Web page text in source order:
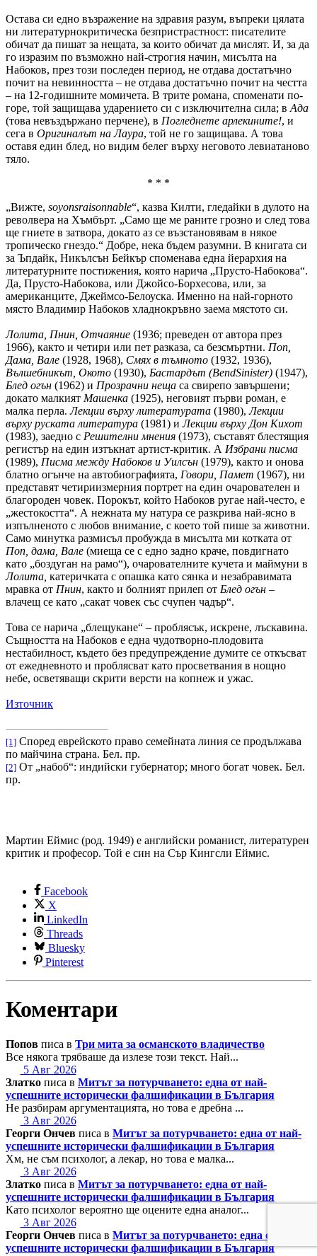
Остава си едно възражение на здравия разум, въпреки цялата
ни литературнокритическа безпристрастност: писателите
обичат да пишат за нещата, за които обичат да мислят. И, за да
го изразим по възможно най-строгия начин, мисълта на
Набоков, през този последен период, не отдава достатъчно
почит на невинността – не отдава достатъчно почит на честта
– на 12-годишните момичета. В трите романа, споменати по-
горе, той защищава ударението си с изключителна сила; в Ада
(това невъздържано перчене), в Погледнете арлекините!, и
сега в Оригиналът на Лаура, той не го защищава. А това
оставя един блед, но видим белег върху неговото левиатаново
тяло.
* * *
„Вижте, soyonsraisonnable“, казва Килти, гледайки в дулото на
револвера на Хъмбърт. „Само ще ме раните грозно и след това
ще гниете в затвора, докато аз се възстановявам в някое
тропическо гнездо.“ Добре, нека бъдем разумни. В книгата си
за Ъпдайк, Никълсън Бейкър споменава една йерархия на
литературните постижения, която нарича „Прусто-Набокова“.
Да, Прусто-Набокова, или Джойсо-Борхесова, или, за
американците, Джеймсо-Белоуска. Именно на най-горното
място Владимир Набоков хладнокръвно заема мястото си.
Лолита, Пнин, Отчаяние (1936; преведен от автора през
1966), както и четири или пет разказа, са безсмъртни. Поп,
Дама, Вале (1928, 1968), Смях в тъмното (1932, 1936),
Вълшебникът , Окото (1930), Бастардът (BendSinister) (1947),
Блед огън (1962) и Прозрачни неща са свирепо завършени;
докато малкият Машенка (1925), неговият първи роман, е
малка перла.Лекции върху литературата (1980),Лекции
върху руската литература (1981) иЛекции върху Дон Кихот
(1983), заедно с Решителни мнения (1973), съставят блестящия
регистър на един изтъкнат артист-критик. А Избрани писма
(1989), Писма между Набоков и Уилсън (1979), както и онова
блатно огънче на автобиографията, Говори, Памет (1967), ни
представят четириизмерния портрет на един очарователен и
благороден човек. Порокът, който Набоков ругае най-често, е
„жестокостта“. А нежната му натура се разкрива най-ясно в
изпълненото с любов внимание, с което той пише за животни.
Само минутка размисъл пробужда в мисълта ми котката от
Поп, дама, Вале (миеща се с едно задно краче, повдигнато
като „боздуган на рамо“), очарователните кучета и маймуни в
Лолита, катеричката с опашка като сянка и незабравимата
мравка от Пнин, както и болният прилеп от Блед огън –
влачещ се като „сакат човек със счупен чадър“.
Това се нарича „блещукане“ – проблясък, искрене, лъскавина.
Същността на Набоков е една чудотворно-плодовита
нестабилност, където без предупреждение думите се откъсват
от ежедневното и проблясват като просветвания в нощно
небе, осветяващи скрити версти на копнеж и ужас.
Източник
[1] Според еврейското право семейната линия се продължава
по майчина страна. Бел. пр.
[2] От „набоб“: индийски губернатор; много богат човек. Бел.
пр.
Мартин Еймис (род. 1949) е английски романист, литературен
критик и професор. Той е син на Сър Кингсли Еймис.
Facebook
X
LinkedIn
Threads
Bluesky
Pinterest
Коментари
Попов писа в Три мита за османското владичество
Все някога трябваше да излезе този текст. Най...
5 Авг 2026
Златко писа в Митът за потурчването: една от най-
успешните исторически фалшификации в България
Не разбирам аргументацията, но това е дребна ...
3 Авг 2026
Георги Ончев писа в Митът за потурчването: една от най-
успешните исторически фалшификации в България
Хм, не съм психолог, а лекар, но това е малка...
3 Авг 2026
Златко писа в Митът за потурчването: една от най-
успешните исторически фалшификации в България
Като психолог вероятно ще оцените една аналог...
3 Авг 2026
Георги Ончев писа в Митът за потурчването: една от най-
успешните исторически фалшификации в България